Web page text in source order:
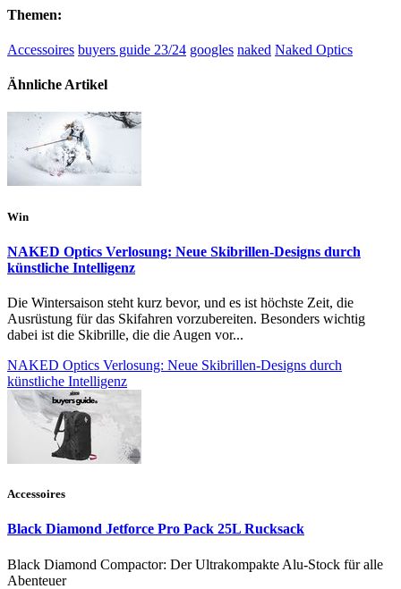
Themen:
Accessoires buyers guide 23/24 googles naked Naked Optics
Ähnliche Artikel
Win
NAKED Optics Verlosung: Neue Skibrillen-Designs durch
künstliche Intelligenz
Die Wintersaison steht kurz bevor, und es ist höchste Zeit, die
Ausrüstung für das Skifahren vorzubereiten. Besonders wichtig
dabei ist die Skibrille, die die Augen vor...
NAKED Optics Verlosung: Neue Skibrillen-Designs durch
künstliche Intelligenz
Accessoires
Black Diamond Jetforce Pro Pack 25L Rucksack
Black Diamond Compactor: Der Ultrakompakte Alu-Stock für alle
Abenteuer